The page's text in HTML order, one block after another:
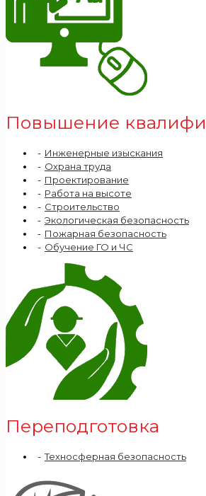
Повышение
Инженерные изыскания
Охрана труда
Проектирование
Работа на высоте
Строительство
Экологическая безопасность
Пожарная безопасность
Обучение ГО и ЧС
Переподготовка
Техносферная безопасность